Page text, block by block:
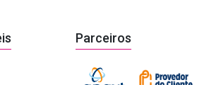
Parceiros